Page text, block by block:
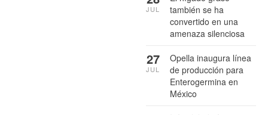
también se ha
convertido en una
amenaza silenciosa
JUL
Opella inaugura línea
de producción para
Enterogermina en
México
27
JUL